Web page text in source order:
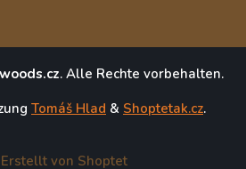
. Alle Rechte vorbehalten.
Tomáš Hlad & Shoptetak.cz.
Erstellt von Shoptet